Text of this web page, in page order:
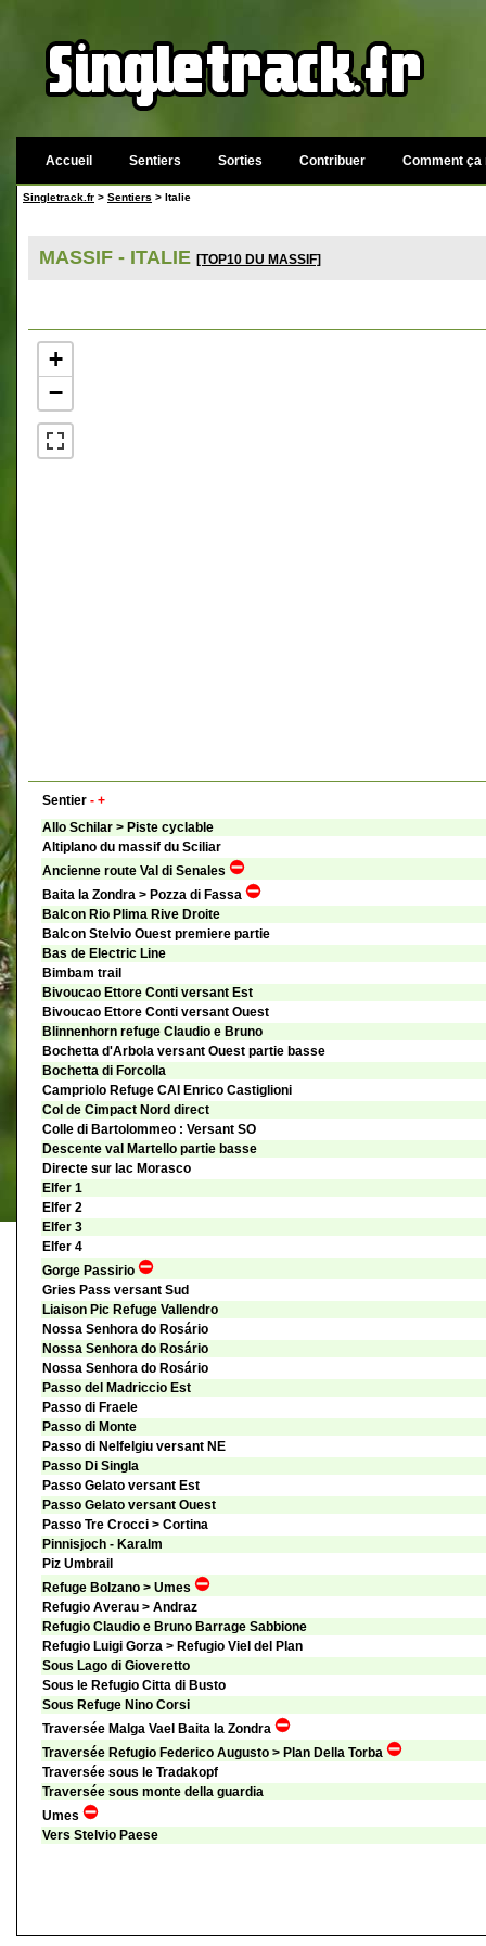
Accueil Sentiers Sorties Contribuer Comment ça
Singletrack.fr > Sentiers > Italie
MASSIF - ITALIE [TOP10 DU MASSIF]
+
−
Sentier - +
Allo Schilar > Piste cyclable
Altiplano du massif du Sciliar
Ancienne route Val di Senales
Baita la Zondra > Pozza di Fassa
Balcon Rio Plima Rive Droite
Balcon Stelvio Ouest premiere partie
Bas de Electric Line
Bimbam trail
Bivoucao Ettore Conti versant Est
Bivoucao Ettore Conti versant Ouest
Blinnenhorn refuge Claudio e Bruno
Bochetta d'Arbola versant Ouest partie basse
Bochetta di Forcolla
Campriolo Refuge CAI Enrico Castiglioni
Col de Cimpact Nord direct
Colle di Bartolommeo : Versant SO
Descente val Martello partie basse
Directe sur lac Morasco
Elfer 1
Elfer 2
Elfer 3
Elfer 4
Gorge Passirio
Gries Pass versant Sud
Liaison Pic Refuge Vallendro
Nossa Senhora do Rosário
Nossa Senhora do Rosário
Nossa Senhora do Rosário
Passo del Madriccio Est
Passo di Fraele
Passo di Monte
Passo di Nelfelgiu versant NE
Passo Di Singla
Passo Gelato versant Est
Passo Gelato versant Ouest
Passo Tre Crocci > Cortina
Pinnisjoch - Karalm
Piz Umbrail
Refuge Bolzano > Umes
Refugio Averau > Andraz
Refugio Claudio e Bruno Barrage Sabbione
Refugio Luigi Gorza > Refugio Viel del Plan
Sous Lago di Gioveretto
Sous le Refugio Citta di Busto
Sous Refuge Nino Corsi
Traversée Malga Vael Baita la Zondra
Traversée Refugio Federico Augusto > Plan Della Torba
Traversée sous le Tradakopf
Traversée sous monte della guardia
Umes
Vers Stelvio Paese